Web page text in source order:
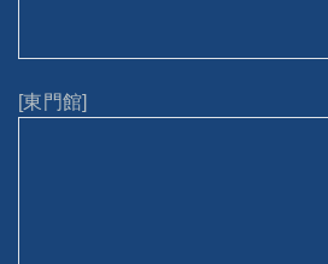
[東門館]